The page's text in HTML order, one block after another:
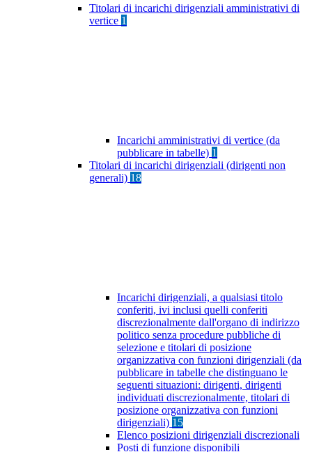
Titolari di incarichi dirigenziali amministrativi di
vertice 1
Incarichi amministrativi di vertice (da
pubblicare in tabelle) 1
Titolari di incarichi dirigenziali (dirigenti non
generali) 18
Incarichi dirigenziali, a qualsiasi titolo
conferiti, ivi inclusi quelli conferiti
discrezionalmente dall'organo di indirizzo
politico senza procedure pubbliche di
selezione e titolari di posizione
organizzativa con funzioni dirigenziali (da
pubblicare in tabelle che distinguano le
seguenti situazioni: dirigenti, dirigenti
individuati discrezionalmente, titolari di
posizione organizzativa con funzioni
dirigenziali) 15
Elenco posizioni dirigenziali discrezionali
Posti di funzione disponibili